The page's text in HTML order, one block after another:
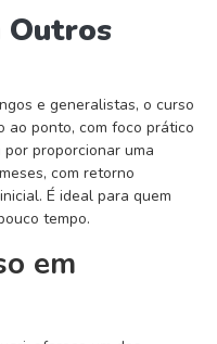
Outros
e generalistas, o curso
ao ponto, com foco prático
proporcionar uma
com retorno
É ideal para quem
tempo.
em